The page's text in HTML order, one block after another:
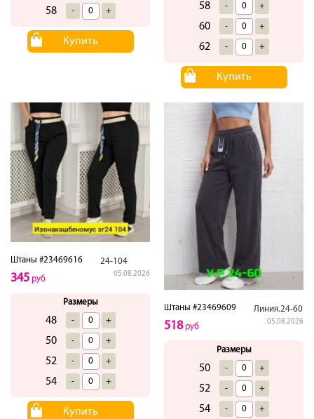
58 - +
Купить
58 - +
60 - +
62 - +
Купить
Штаны #23469616 24-104
05.08.2026
345 руб
Размеры
48 - +
50 - +
52 - +
54 - +
Купить
Штаны #23469609 Линия.24-60
05.08.2026
518руб
Размеры
50 - +
52 - +
54 - +